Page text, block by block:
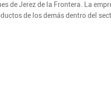
de Jerez de la Frontera. La
de los demás dentro del